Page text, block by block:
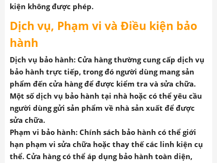
kiện không được phép.
Dịch vụ, Phạm vi và Điều kiện bảo
hành
Dịch vụ bảo hành: Cửa hàng thường cung cấp dịch vụ
bảo hành trực tiếp, trong đó người dùng mang sản
phẩm đến cửa hàng để được kiểm tra và sửa chữa.
Một số dịch vụ bảo hành tại nhà hoặc có thể yêu cầu
người dùng gửi sản phẩm về nhà sản xuất để được
sửa chữa.
Phạm vi bảo hành: Chính sách bảo hành có thể giới
hạn phạm vi sửa chữa hoặc thay thế các linh kiện cụ
thể. Cửa hàng có thể áp dụng bảo hành toàn diện,